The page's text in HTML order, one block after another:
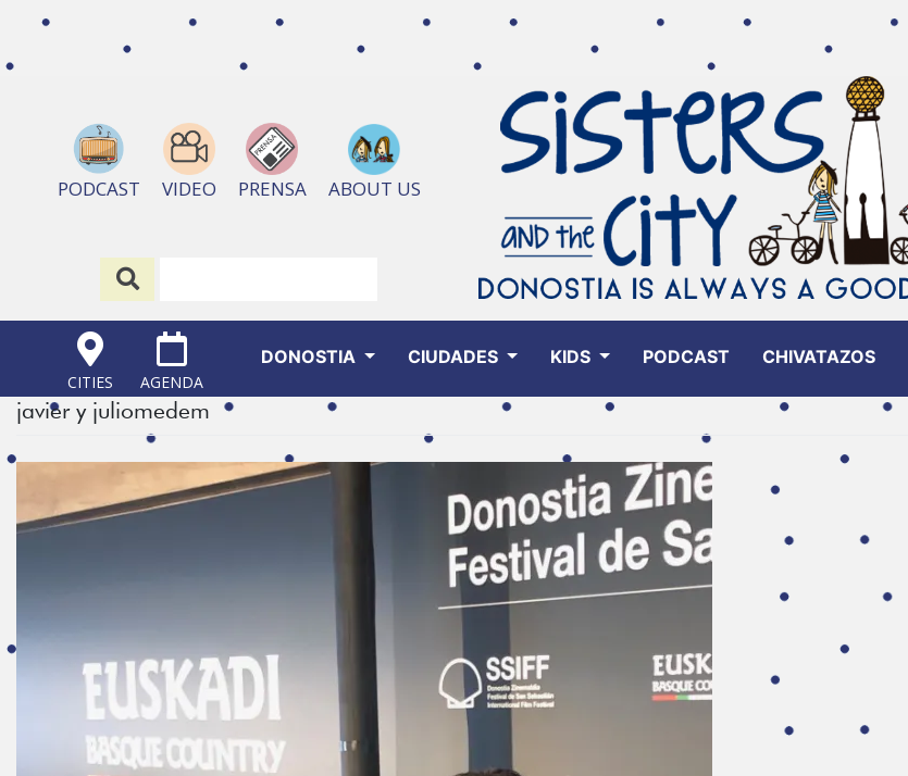
PODCAST VIDEO PRENSA ABOUT US
CITIES AGENDA
DONOSTIA CIUDADES KIDS PODCAST CHIVATAZOS
javier y juliomedem